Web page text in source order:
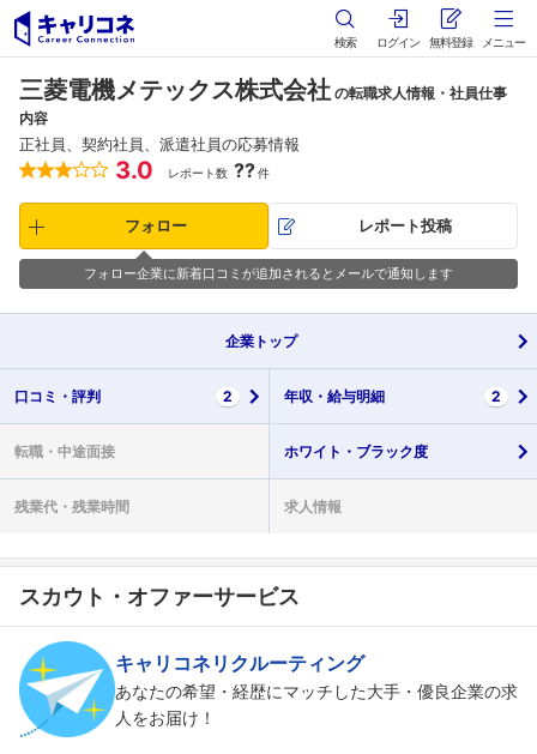
検索 ログイン 無料登録 メニュー
三菱電機メテックス株式会社 の転職求人情報・社員仕事
内容
正社員、契約社員、派遣社員の応募情報
3.0 レポート数 ??件
フォロー レポート投稿
フォロー企業に新着口コミが追加されるとメールで通知します
企業 トップ
口コミ・ 評判 2 年収・ 給与明細 2
転職・ 中途面接 ホワイト・ ブラック度
残業代・ 残業時間 求人情報
スカウト・オファーサービス
キャリコネリクルーティング
あなたの希望・経歴にマッチした大手・優良企業の求
人をお届け！